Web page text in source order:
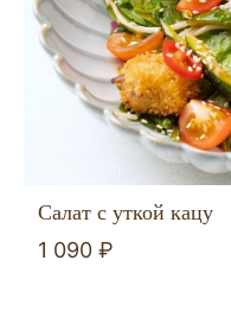
Салат с уткой кацу
1 090 ₽